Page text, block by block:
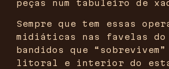
peças num tabuleiro de
Sempre que tem essas
midiáticas nas favelas
bandidos que
litoral e interior do